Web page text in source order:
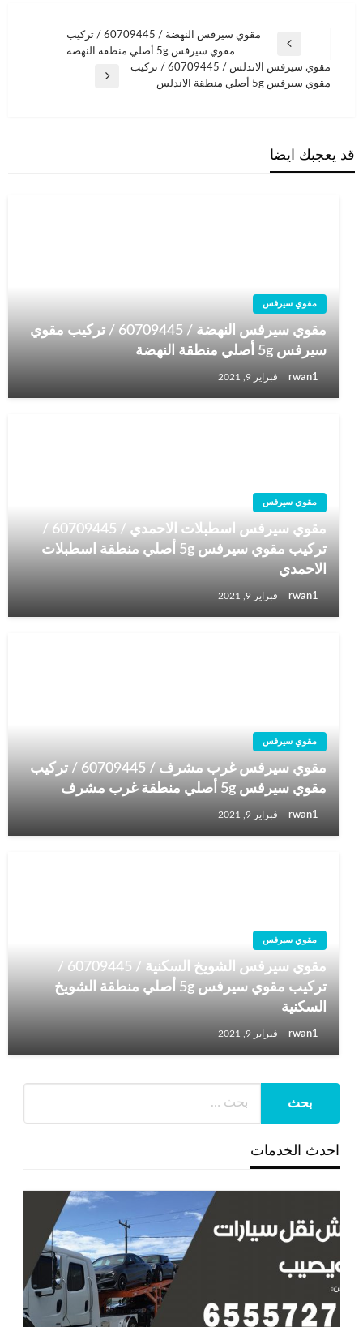
المقالات
المقالة
السابقة
مقوي سيرفس النهضة / 60709445 / تركيب
مقوي سيرفس 5g أصلي منطقة النهضة
المقالة
مقوي سيرفس الاندلس / 60709445 / تركيب
مقوي سيرفس 5g أصلي منطقة الاندلس
قد يعجبك ايضا
مقوي سيرفس
مقوي سيرفس النهضة / 60709445 / تركيب مقوي
سيرفس 5g أصلي منطقة النهضة
rwan1 فبراير 9, 2021
مقوي سيرفس
مقوي سيرفس اسطبلات الاحمدي / 60709445 /
تركيب مقوي سيرفس 5g أصلي منطقة اسطبلات
الاحمدي
rwan1 فبراير 9, 2021
مقوي سيرفس
مقوي سيرفس غرب مشرف / 60709445 / تركيب
مقوي سيرفس 5g أصلي منطقة غرب مشرف
rwan1 فبراير 9, 2021
مقوي سيرفس
مقوي سيرفس الشويخ السكنية / 60709445 /
تركيب مقوي سيرفس 5g أصلي منطقة الشويخ
السكنية
rwan1 فبراير 9, 2021
احدث الخدمات